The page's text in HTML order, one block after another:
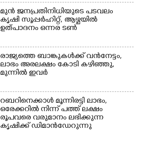
മുൻ ജനപ്രതിനിധിയുടെ പടവലം
കൃഷി സൂപ്പർഹിറ്റ്,​ ആഴ്ചയിൽ
ഉത്പാദനം ഒന്നര ടൺ
രാജ്യത്തെ ബാങ്കുകൾക്ക് വൻനേട്ടം,​
ലാഭം അരലക്ഷം കോടി കഴിഞ്ഞു,​
മുന്നിൽ ഇവർ
റബറിനെക്കാൾ മൂന്നിരട്ടി ലാഭം,​
ഒരേക്കറിൽ നിന്ന് പത്ത് ലക്ഷം
രൂപവരെ വരുമാനം ലഭിക്കുന്ന
കൃഷിക്ക് ഡിമാൻഡേറുന്നു